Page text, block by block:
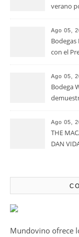
verano
Ago 05,
con el
casi un
Ago 05,
Bodega
en el
Ago 05,
THE
DAN
Mundovino ofrece